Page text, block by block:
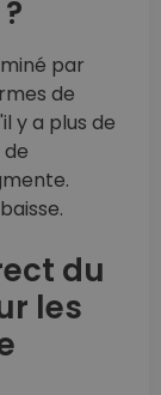
par
de
y a plus de
du
les